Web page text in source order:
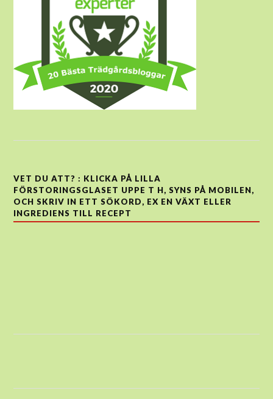
VET DU ATT? : KLICKA PÅ LILLA
FÖRSTORINGSGLASET UPPE T H, SYNS PÅ MOBILEN,
OCH SKRIV IN ETT SÖKORD, EX EN VÄXT ELLER
INGREDIENS TILL RECEPT